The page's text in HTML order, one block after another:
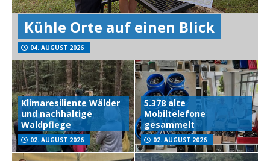
Kühle Orte auf einen Blick
04. AUGUST 2026
Klimaresiliente Wälder
und nachhaltige
Waldpflege
02. AUGUST 2026
5.378 alte
Mobiltelefone
gesammelt
02. AUGUST 2026